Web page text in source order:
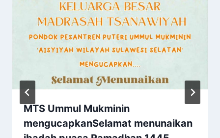
MTS Ummul Mukminin
mengucapkanSelamat menunaikan